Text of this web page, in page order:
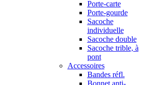
Porte-carte
Porte-gourde
Sacoche
individuelle
Sacoche double
Sacoche trible, à
pont
Accessoires
Bandes réfl.